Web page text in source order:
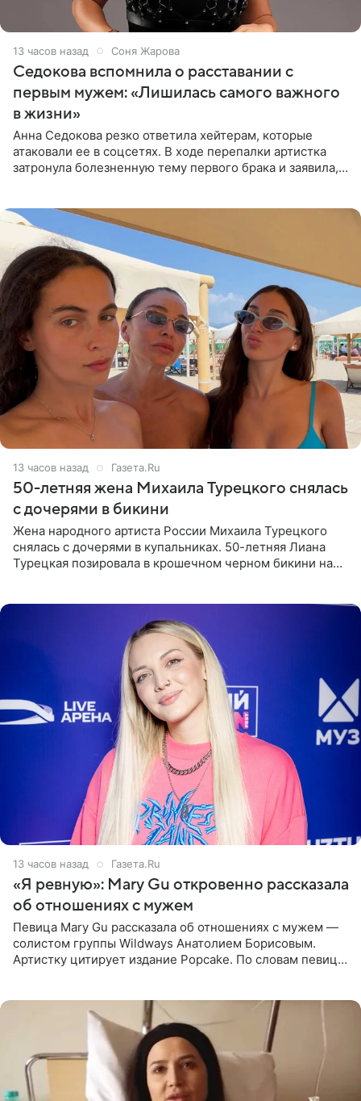
13 часов назад Соня Жарова
Седокова вспомнила о расставании с
первым мужем: «Лишилась самого важного
в жизни»
Анна Седокова резко ответила хейтерам, которые
атаковали ее в соцсетях. В ходе перепалки артистка
затронула болезненную тему первого брака и заявила,
13 часов назад Газета.Ru
50-летняя жена Михаила Турецкого снялась
с дочерями в бикини
Жена народного артиста России Михаила Турецкого
снялась с дочерями в купальниках. 50-летняя Лиана
Турецкая позировала в крошечном черном бикини на
13 часов назад Газета.Ru
«Я ревную»: Mary Gu откровенно рассказала
об отношениях с мужем
Певица Mary Gu рассказала об отношениях с мужем —
солистом группы Wildways Анатолием Борисовым.
Артистку цитирует издание Popcake. По словам певицы,